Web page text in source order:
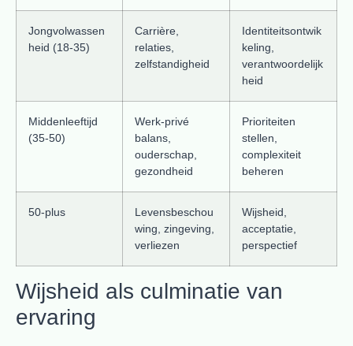
Jongvolwassen
heid (18-35)
Carrière,
relaties,
zelfstandigheid
Identiteitsontwik
keling,
verantwoordelijk
heid
Middenleeftijd
(35-50)
Werk-privé
balans,
ouderschap,
gezondheid
Prioriteiten
stellen,
complexiteit
beheren
50-plus
Levensbeschou
wing, zingeving,
verliezen
Wijsheid,
acceptatie,
perspectief
Wijsheid als culminatie van
ervaring